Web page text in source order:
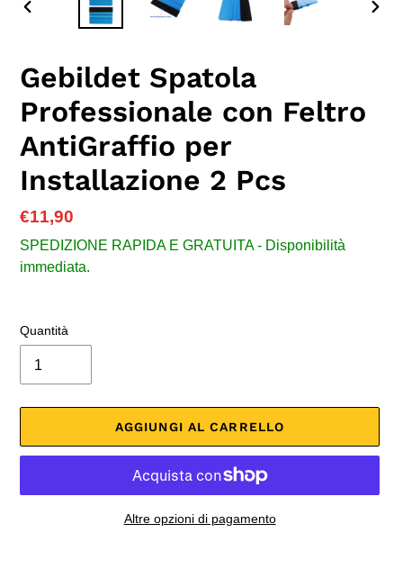
Gebildet Spatola
Professionale con Feltro
AntiGraffio per
Installazione 2 Pcs
Prezzo
di
listino
€11,90
SPEDIZIONE RAPIDA E GRATUITA - Disponibilità
immediata.
Quantità
AGGIUNGI AL CARRELLO
Altre opzioni di pagamento